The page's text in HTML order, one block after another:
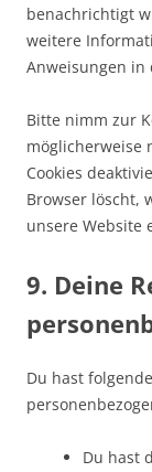
benachrichtigt
weitere
Anweisungen in
Bitte nimm zur
möglicherweise
Cookies
Browser löscht,
unsere Website
9. Deine
Du hast
Du hast